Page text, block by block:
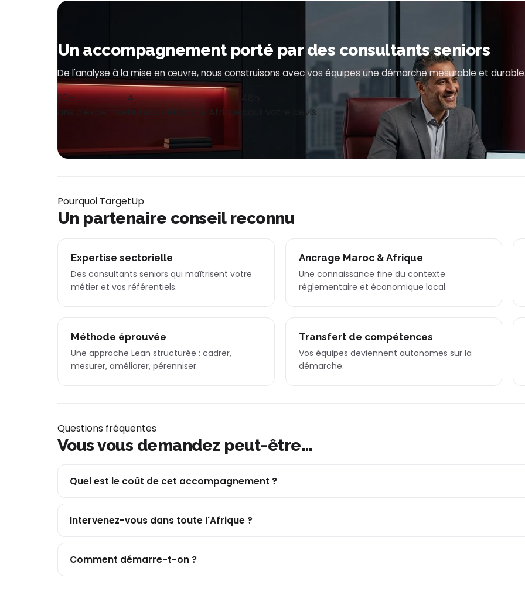
Un accompagnement porté par des consultants seniors
De l'analyse à la mise en œuvre, nous construisons avec vos équipes une démarche mesurable et
20+
ans d'expertise
4
bureaux Maroc & Afrique
48h
pour votre devis
Pourquoi TargetUp
Un partenaire conseil reconnu
Expertise sectorielle
Des consultants seniors qui maîtrisent votre
métier et vos référentiels.
Ancrage Maroc & Afrique
Une connaissance fine du contexte
réglementaire et économique local.
Méthode éprouvée
Une approche Lean structurée : cadrer,
mesurer, améliorer, pérenniser.
Transfert de compétences
Vos équipes deviennent autonomes sur la
démarche.
Questions fréquentes
Vous vous demandez peut-être…
Quel est le coût de cet accompagnement ?
Intervenez-vous dans toute l'Afrique ?
Comment démarre-t-on ?